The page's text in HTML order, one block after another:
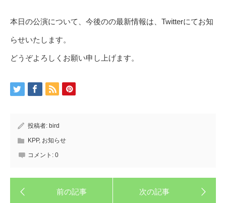
本日の公演について、今後のの最新情報は、Twitterにてお知
らせいたします。
どうぞよろしくお願い申し上げます。
投稿者: bird
KPP, お知らせ
コメント: 0